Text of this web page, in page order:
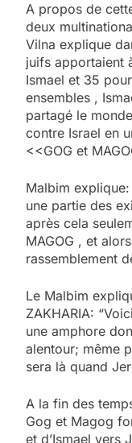
A propos de
deux
Vilna explique
juifs apportaient
Ismael et 35
ensembles ,
partagé le
contre Israel en
<<GOG et
Malbim
une partie des
après cela
MAGOG , et
rassemblement
Le Malbim
ZAKHARIA:
une amphore
alentour; même
sera là quand
A la fin des
Gog et Magog
et d’Ismael vers